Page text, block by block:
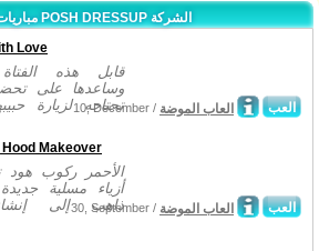
مباريات من قبل POSH DRESSUP الشركة
Love
قابل هذه
وساعدها على
تحتاجه لزيارة
العب 10, December / العاب الموضة
Hood Makeover
الأحمر ركوب هود
أزياء مسلية
ذاهب إلى
العب 30, September / العاب الموضة